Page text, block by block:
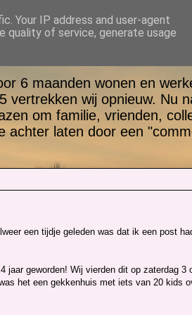
USA
6 maanden wonen en
vertrekken wij opnieuw. Nu
om familie, vrienden,
achter laten door een
een tijdje geleden was dat ik een post
geworden! Wij vierden dit op zaterdag 3
het een gekkenhuis met iets van 20 kids
Your IP address and user-agent
quality of service, generate usage